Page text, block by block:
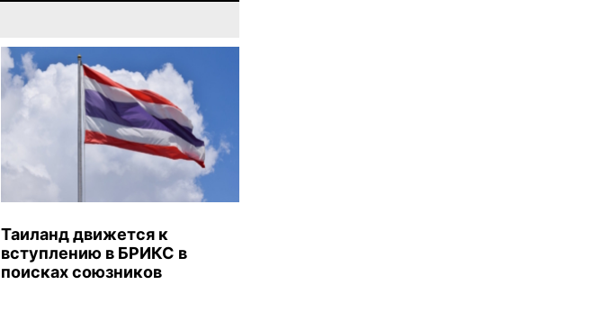
Таиланд движется к
вступлению в БРИКС в
поисках союзников